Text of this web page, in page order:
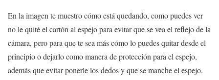
En la imagen te muestro cómo está quedando, como puedes ver
no le quité el cartón al espejo para evitar que se vea el reflejo de la
cámara, pero para que te sea más cómo lo puedes quitar desde el
principio o dejarlo como manera de protección para el espejo,
además que evitar ponerle los dedos y que se manche el espejo.